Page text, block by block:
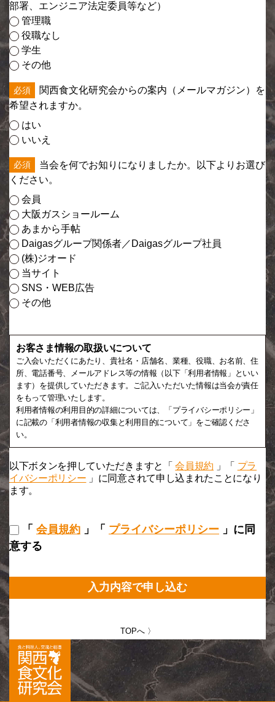
部署、エンジニア法定委員等など）
管理職
役職なし
学生
その他
関西食文化研究会からの案内（メールマガジン）を
希望されますか。
はい
いいえ
当会を何でお知りになりましたか。以下よりお選び
ください。
会員
大阪ガスショールーム
あまから手帖
Daigasグループ関係者／Daigasグループ社員
(株)ジオード
当サイト
SNS・WEB広告
その他
お客さま情報の取扱いについて
ご入会いただくにあたり、貴社名・店舗名、業種、役職、お名前、住
所、電話番号、メールアドレス等の情報（以下「利用者情報」といい
ます）を提供していただきます。ご記入いただいた情報は当会が責任
をもって管理いたします。
利用者情報の利用目的の詳細については、「プライバシーポリシー」
に記載の「利用者情報の収集と利用目的について」をご確認くださ
い。
以下ボタンを押していただきますと「会員規約 」「 プラ
イバシーポリシー 」に同意されて申し込まれたことになり
ます。
「 会員規約 」「 プライバシーポリシー 」に同
意する
入力内容で申し込む
TOPへ 〉